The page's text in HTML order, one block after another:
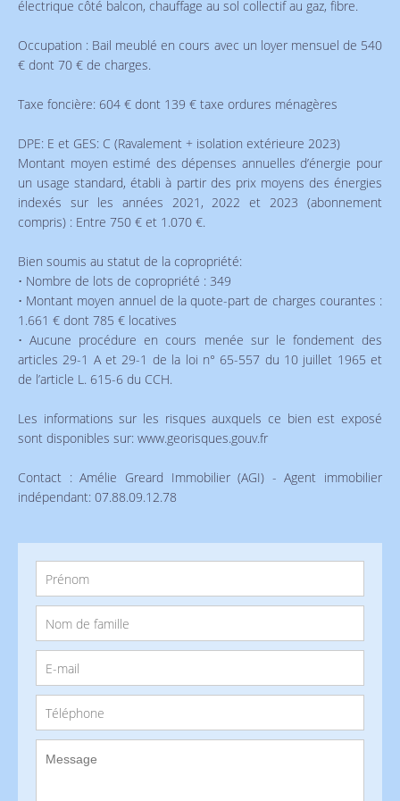
électrique côté balcon, chauffage au sol collectif au gaz, fibre.
Occupation : Bail meublé en cours avec un loyer mensuel de 540
€ dont 70 € de charges.
Taxe foncière: 604 € dont 139 € taxe ordures ménagères
DPE: E et GES: C (Ravalement + isolation extérieure 2023)
Montant moyen estimé des dépenses annuelles d’énergie pour
un usage standard, établi à partir des prix moyens des énergies
indexés sur les années 2021, 2022 et 2023 (abonnement
compris) : Entre 750 € et 1.070 €.
Bien soumis au statut de la copropriété:
• Nombre de lots de copropriété : 349
• Montant moyen annuel de la quote-part de charges courantes :
1.661 € dont 785 € locatives
• Aucune procédure en cours menée sur le fondement des
articles 29-1 A et 29-1 de la loi n° 65-557 du 10 juillet 1965 et
de l’article L. 615-6 du CCH.
Les informations sur les risques auxquels ce bien est exposé
sont disponibles sur: www.georisques.gouv.fr
Contact : Amélie Greard Immobilier (AGI) - Agent immobilier
indépendant: 07.88.09.12.78